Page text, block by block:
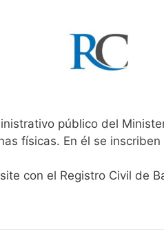
público del
físicas. En él se
con el Registro Civil de